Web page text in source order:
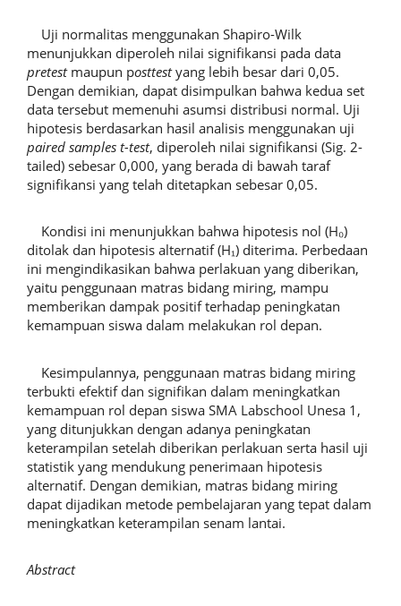
Uji normalitas menggunakan Shapiro-Wilk
menunjukkan diperoleh nilai signifikansi pada data
pretest maupun posttestyang lebih besar dari 0,05.
Dengan demikian, dapat disimpulkan bahwa kedua set
data tersebut memenuhi asumsi distribusi normal. Uji
hipotesis berdasarkan hasil analisis menggunakan uji
paired samples t-test, diperoleh nilai signifikansi (Sig. 2-
tailed) sebesar 0,000, yang berada di bawah taraf
signifikansi yang telah ditetapkan sebesar 0,05.
Kondisi ini menunjukkan bahwa hipotesis nol (H₀)
ditolak dan hipotesis alternatif (H₁) diterima. Perbedaan
ini mengindikasikan bahwa perlakuan yang diberikan,
yaitu penggunaan matras bidang miring, mampu
memberikan dampak positif terhadap peningkatan
kemampuan siswa dalam melakukan rol depan.
Kesimpulannya, penggunaan matras bidang miring
terbukti efektif dan signifikan dalam meningkatkan
kemampuan rol depan siswa SMA Labschool Unesa 1,
yang ditunjukkan dengan adanya peningkatan
keterampilan setelah diberikan perlakuan serta hasil uji
statistik yang mendukung penerimaan hipotesis
alternatif. Dengan demikian, matras bidang miring
dapat dijadikan metode pembelajaran yang tepat dalam
meningkatkan keterampilan senam lantai.
Abstract